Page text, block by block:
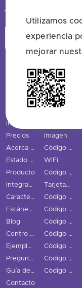
Iniciar
PÁGINAS PRINCIPALES
Inicio
Precios
Acerca de nosotros
Estado de los códigos QR
Producto
Integraciones
Características
Escáner de Código QR
Blog
Centro de recursos
Ejemplos de códigos QR
Preguntas frecuentes
Guía del usuario
Contacto
Imagen
Código QR PDF
WiFi
Código QR vCard
Tarjetas de Visita Digitales
Código QR Email
Código QR Teléfono
Código QR SMS
Código QR Texto
Código QR Audio
Código QR Video
Código QR Ubicación
Utilizamos
experiencia
mejorar